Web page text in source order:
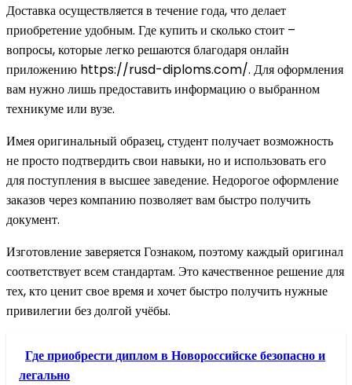
Доставка осуществляется в течение года, что делает
приобретение удобным. Где купить и сколько стоит –
вопросы, которые легко решаются благодаря онлайн
приложению https://rusd-diploms.com/. Для оформления
вам нужно лишь предоставить информацию о выбранном
техникуме или вузе.
Имея оригинальный образец, студент получает возможность
не просто подтвердить свои навыки, но и использовать его
для поступления в высшее заведение. Недорогое оформление
заказов через компанию позволяет вам быстро получить
документ.
Изготовление заверяется Гознаком, поэтому каждый оригинал
соответствует всем стандартам. Это качественное решение для
тех, кто ценит свое время и хочет быстро получить нужные
привилегии без долгой учёбы.
Где приобрести диплом в Новороссийске безопасно и
легально